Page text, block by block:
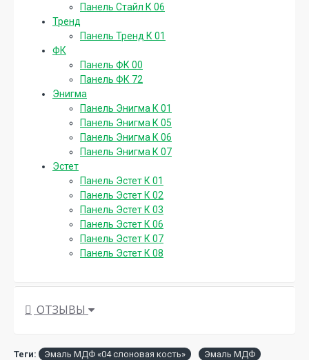
Панель Стайл К 06
Тренд
Панель Тренд К 01
ФК
Панель ФК 00
Панель ФК 72
Энигма
Панель Энигма К 01
Панель Энигма К 05
Панель Энигма К 06
Панель Энигма К 07
Эстет
Панель Эстет К 01
Панель Эстет К 02
Панель Эстет К 03
Панель Эстет К 06
Панель Эстет К 07
Панель Эстет К 08
ОТЗЫВЫ
Теги: Эмаль МДФ «04 слоновая кость» Эмаль МДФ